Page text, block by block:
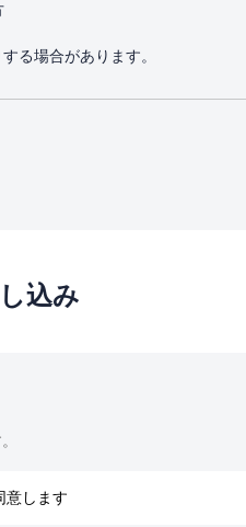
る場合があります。
込み
意します